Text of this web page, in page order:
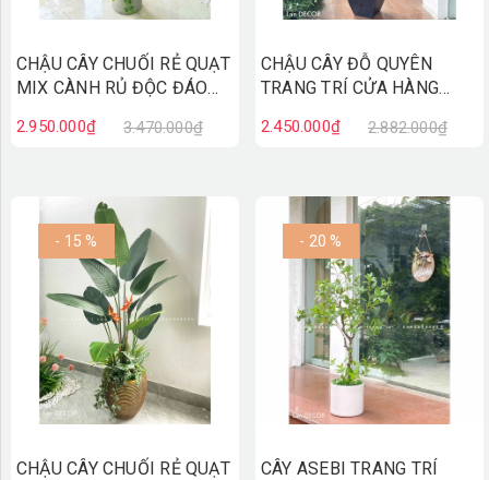
CHẬU CÂY CHUỐI RẺ QUẠT
MIX CÀNH RỦ ĐỘC ĐÁO
2.950.000₫ 3.470.000₫
CHẬU CÂY ĐỖ QUYÊN
TRANG TRÍ CỬA HÀNG
2.450.000₫ 2.882.000₫
- 15 %
CHẬU CÂY CHUỐI RẺ QUẠT
- 20 %
CÂY ASEBI TRANG TRÍ